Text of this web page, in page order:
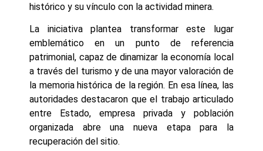
histórico y su vínculo con la actividad minera.
La iniciativa plantea transformar este lugar
emblemático en un punto de referencia
patrimonial, capaz de dinamizar la economía local
a través del turismo y de una mayor valoración de
la memoria histórica de la región. En esa línea, las
autoridades destacaron que el trabajo articulado
entre Estado, empresa privada y población
organizada abre una nueva etapa para la
recuperación del sitio.